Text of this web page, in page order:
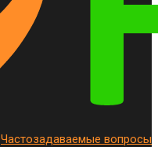
Частозадаваемые вопросы